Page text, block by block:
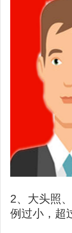
2、大头照
例过小，超